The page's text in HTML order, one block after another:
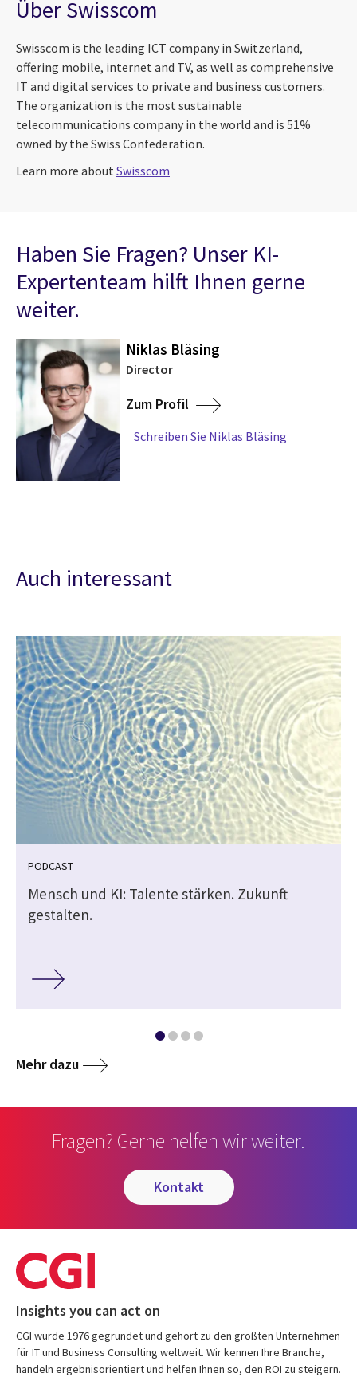
Über Swisscom
Swisscom is the leading ICT company in Switzerland,
offering mobile, internet and TV, as well as comprehensive
IT and digital services to private and business customers.
The organization is the most sustainable
telecommunications company in the world and is 51%
owned by the Swiss Confederation.
Learn more aboutSwisscom
Haben Sie Fragen? Unser KI-
Expertenteam hilft Ihnen gerne
weiter.
Niklas Bläsing
Director
Zum Profil
Schreiben Sie Niklas Bläsing
Auch interessant
PODCAST
Mensch und KI: Talente stärken. Zukunft
gestalten.
Mehr dazu
Fragen? Gerne helfen wir weiter.
kontakt
Insights you can act on
CGI wurde 1976 gegründet und gehört zu den größten Unternehmen
für IT und Business Consulting weltweit. Wir kennen Ihre Branche,
handeln ergebnisorientiert und helfen Ihnen so, den ROI zu steigern.